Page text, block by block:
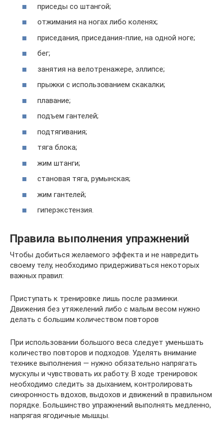
приседы со штангой;
отжимания на ногах либо коленях;
приседания, приседания-плие, на одной ноге;
бег;
занятия на велотренажере, эллипсе;
прыжки с использованием скакалки;
плавание;
подъем гантелей;
подтягивания;
тяга блока;
жим штанги;
становая тяга, румынская;
жим гантелей;
гиперэкстензия.
Правила выполнения упражнений
Чтобы добиться желаемого эффекта и не навредить
своему телу, необходимо придерживаться некоторых
важных правил:
Приступать к тренировке лишь после разминки.
Движения без утяжелений либо с малым весом нужно
делать с большим количеством повторов
При использовании большого веса следует уменьшать
количество повторов и подходов. Уделять внимание
технике выполнения — нужно обязательно напрягать
мускулы и чувствовать их работу. В ходе тренировок
необходимо следить за дыханием, контролировать
синхронность вдохов, выдохов и движений в правильном
порядке. Большинство упражнений выполнять медленно,
напрягая ягодичные мышцы.